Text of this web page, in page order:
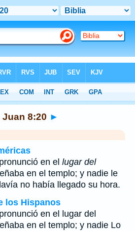
Juan 8:20 ►
en el lugar del
en el templo; y nadie le
no había llegado su hora.
los Hispanos
en el lugar del
en el templo; y nadie Lo